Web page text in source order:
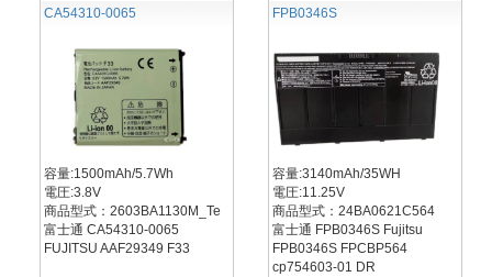
CA54310-0065
容量:1500mAh/5.7Wh
電圧:3.8V
商品型式：2603BA1130M_Te
富士通 CA54310-0065
FUJITSU AAF29349 F33
FPB0346S
容量:3140mAh/35WH
電圧:11.25V
商品型式：24BA0621C564
富士通 FPB0346S Fujitsu
FPB0346S FPCBP564
cp754603-01 DR